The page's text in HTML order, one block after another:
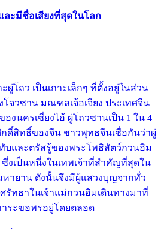
ะมีชื่อเสียงที่สุดในโลก
ผู่โถว เป็นเกาะเล็กๆ ที่ตั้งอยู่ในส่วน
โจวซาน มณฑลเจ้อเจียง ประเทศจีน
งนครเซี่ยงไฮ้ ผู่โถวซานเป็น 1 ใน 4
ดิ์สิทธิ์ของจีน ชาวพุทธจีนเชื่อกันว่าผู่
บและตรัสรู้ของพระโพธิสัตว์กวนอิม
งเป็นหนึ่งในเทพเจ้าที่สำคัญที่สุดใน
ายาน ดังนั้นจึงมีผู้แสวงบุญจากทั่ว
รัทธาในเจ้าแม่กวนอิมเดินทางมาที่
าระขอพรอยู่โดยตลอด